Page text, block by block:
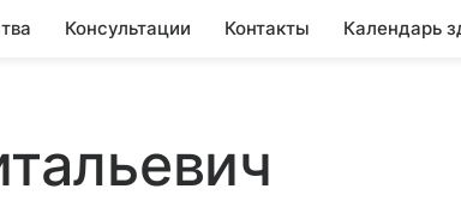
Консультации Контакты Календарь